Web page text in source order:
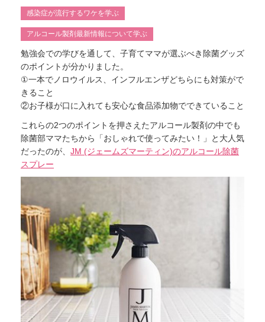
感染症が流行するワケを学ぶ
アルコール製剤最新情報について学ぶ
勉強会での学びを通して、子育てママが選ぶべき除菌グッズ
のポイントが分かりました。
①一本でノロウイルス、インフルエンザどちらにも対策がで
きること
②お子様が口に入れても安心な食品添加物でできていること
これらの2つのポイントを押さえたアルコール製剤の中でも
除菌部ママたちから「おしゃれで使ってみたい！」と大人気
だったのが、 JM (ジェームズマーティン)のアルコール除菌
スプレー